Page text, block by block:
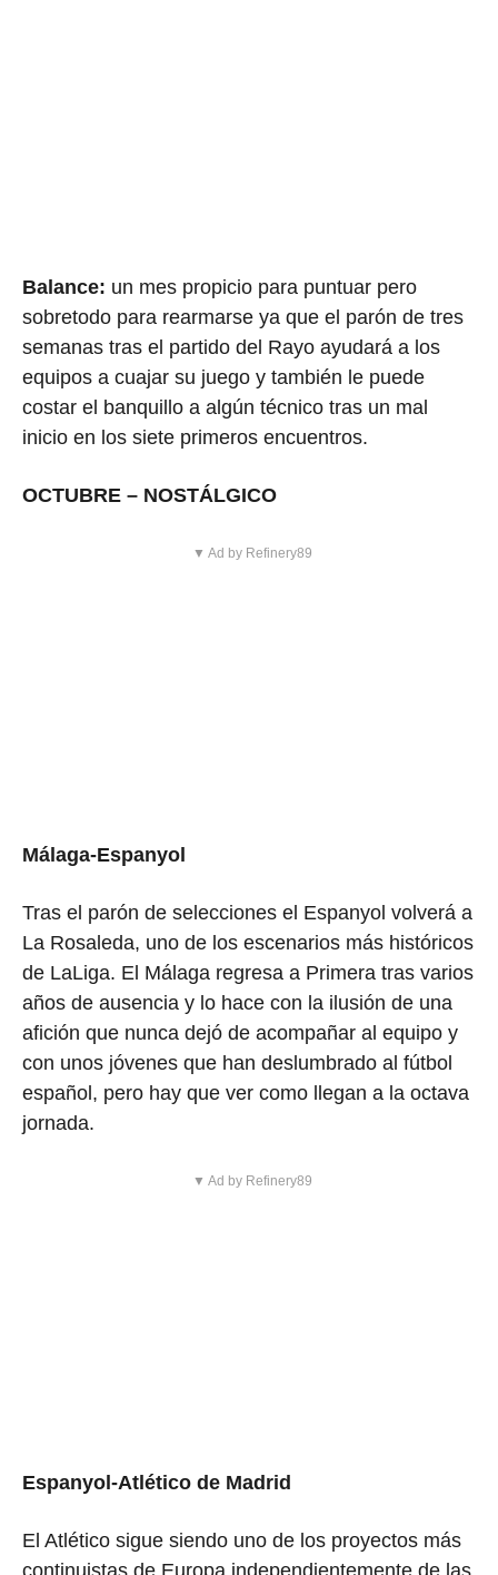
Balance: un mes propicio para puntuar pero
sobretodo para rearmarse ya que el parón de tres
semanas tras el partido del Rayo ayudará a los
equipos a cuajar su juego y también le puede
costar el banquillo a algún técnico tras un mal
inicio en los siete primeros encuentros.
OCTUBRE – NOSTÁLGICO
▼ Ad by Refinery89
Málaga-Espanyol
Tras el parón de selecciones el Espanyol volverá a
La Rosaleda, uno de los escenarios más históricos
de LaLiga. El Málaga regresa a Primera tras varios
años de ausencia y lo hace con la ilusión de una
afición que nunca dejó de acompañar al equipo y
con unos jóvenes que han deslumbrado al fútbol
español, pero hay que ver como llegan a la octava
jornada.
▼ Ad by Refinery89
Espanyol-Atlético de Madrid
El Atlético sigue siendo uno de los proyectos más